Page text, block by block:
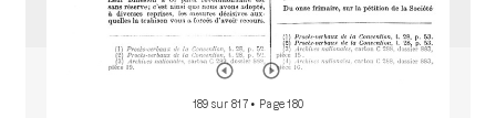
189 sur 817 • Page 180